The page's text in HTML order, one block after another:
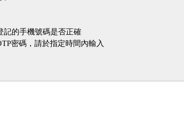
的手機號碼是否正確
密碼，請於指定時間內輸入